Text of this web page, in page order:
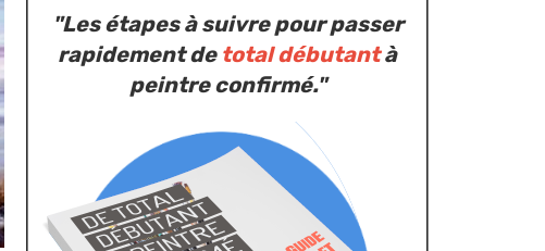
"Les étapes à suivre pour passer
rapidement de total débutantà
peintre confirmé."